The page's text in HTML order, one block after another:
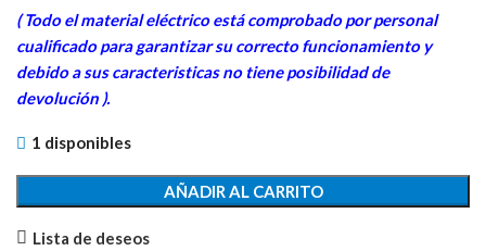
( Todo el material eléctrico está comprobado por personal
cualificado para garantizar su correcto funcionamiento y
debido a sus caracteristicas no tiene posibilidad de
devolución ).
1 disponibles
AÑADIR AL CARRITO
Lista de deseos